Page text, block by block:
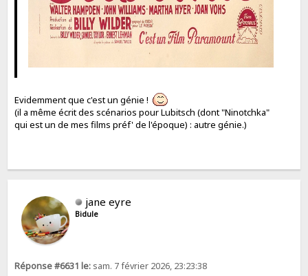
Evidemment que c'est un génie !
(il a même écrit des scénarios pour Lubitsch (dont "Ninotchka"
qui est un de mes films préf' de l'époque) : autre génie.)
jane eyre
Bidule
Réponse #6631 le: sam. 7 février 2026, 23:23:38